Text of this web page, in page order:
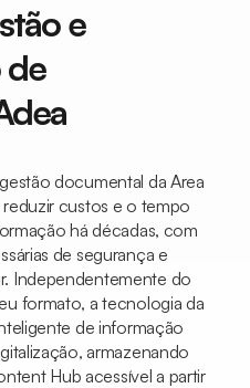
e
de
documental da Area
custos e o tempo
há décadas, com
de segurança e
Independentemente do
formato, a tecnologia da
de informação
armazenando
Hub acessível a partir